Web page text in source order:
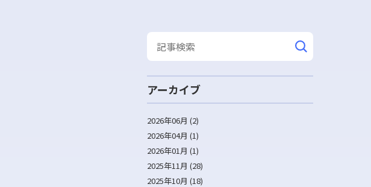
アーカイブ
2026年06月 (2)
2026年04月 (1)
2026年01月 (1)
2025年11月 (28)
2025年10月 (18)